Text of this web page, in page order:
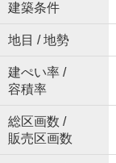
建築条件
地目 / 地勢
建ぺい率 /
容積率
総区画数 /
販売区画数